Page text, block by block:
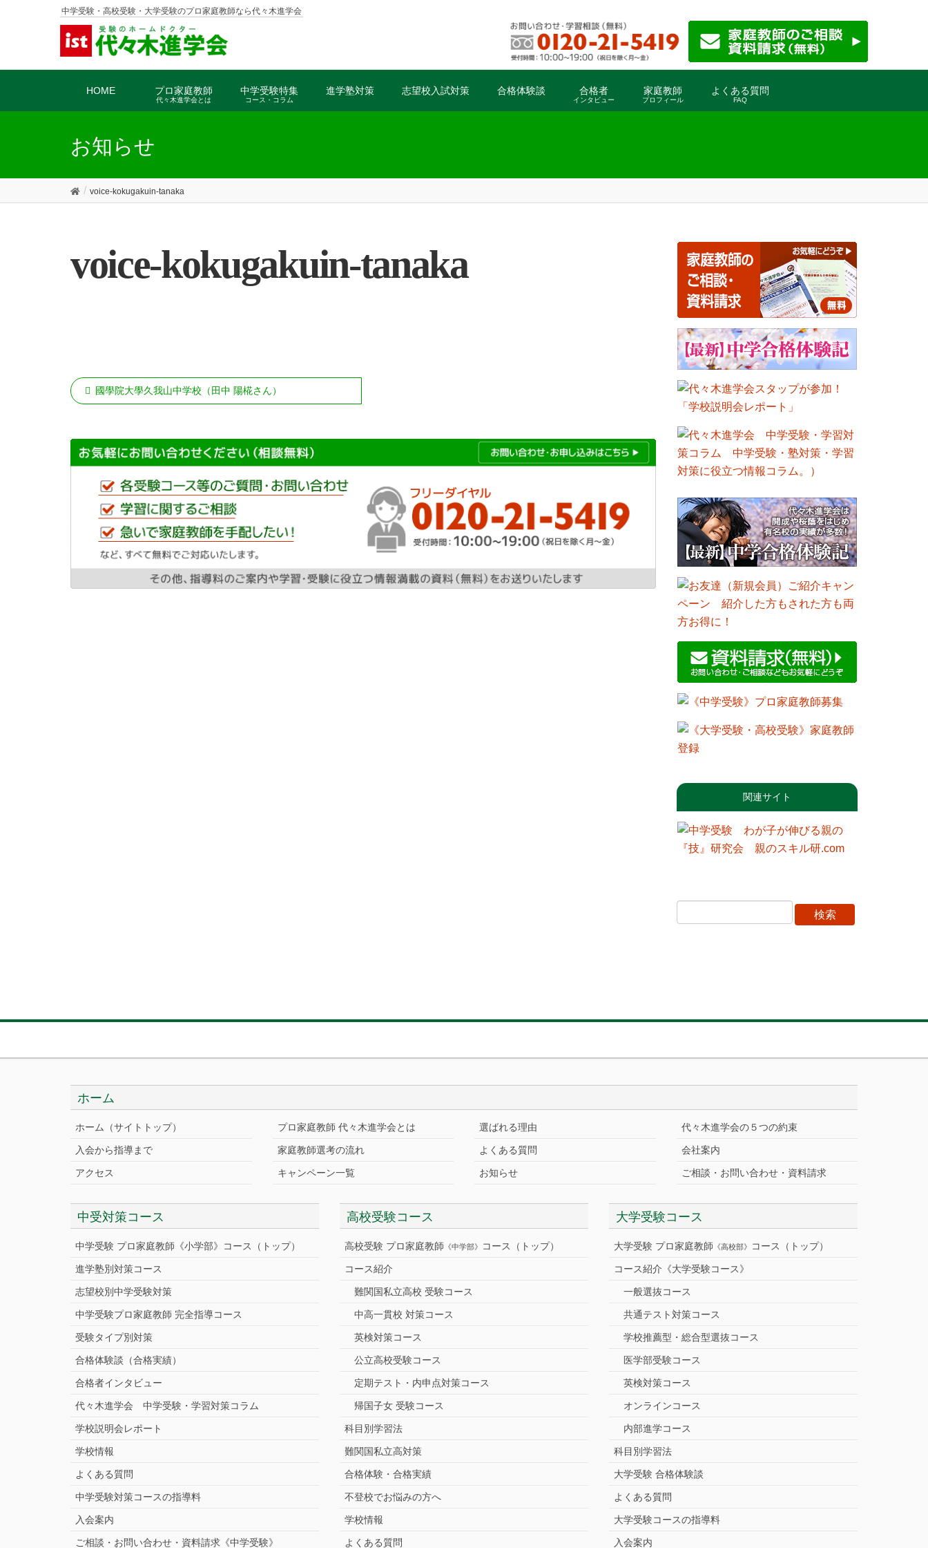
中学受験・高校受験・大学受験のプロ家庭教師なら代々木進学会
HOME プロ家庭教師
代々木進学会とは
中学受験特集
コース・コラム
進学塾対策 志望校入試対策 合格体験談 合格者
インタビュー
家庭教師
プロフィール
よくある質問
FAQ
お知らせ
voice-kokugakuin-tanaka
voice-kokugakuin-tanaka
國學院大學久我山中学校（田中 陽椛さん）
関連サイト
ホーム
ホーム（サイトトップ） プロ家庭教師 代々木進学会とは 選ばれる理由 代々木進学会の５つの約束
入会から指導まで 家庭教師選考の流れ よくある質問 会社案内
アクセス キャンペーン一覧 お知らせ ご相談・お問い合わせ・資料請求
中受対策コース
中学受験 プロ家庭教師《小学部》 コース （トップ）
進学塾別対策コース
志望校別中学受験対策
中学受験プロ家庭教師 完全指導コース
受験タイプ別対策
合格体験談（合格実績）
合格者インタビュー
代々木進学会 中学受験・学習対策コラム
学校説明会レポート
学校情報
よくある質問
中学受験対策コースの指導料
入会案内
ご相談・お問い合わせ・資料請求《中学受験》
高校受験コース
高校受験 プロ家庭教師 《中学部》 コース（トップ）
コース紹介
難関国私立高校 受験コース
中高一貫校 対策コース
英検対策コース
公立高校受験コース
定期テスト・内申点対策コース
帰国子女 受験コース
科目別学習法
難関国私立高対策
合格体験・合格実績
不登校でお悩みの方へ
学校情報
よくある質問
大学受験コース
大学受験 プロ家庭教師 《高校部》 コース（トップ）
コース紹介《大学受験コース》
一般選抜コース
共通テスト対策コース
学校推薦型・総合型選抜コース
医学部受験コース
英検対策コース
オンラインコース
内部進学コース
科目別学習法
大学受験 合格体験談
よくある質問
大学受験コースの指導料
入会案内